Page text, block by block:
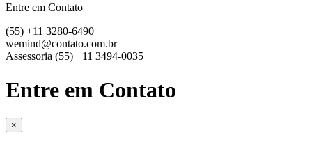
Entre em Contato
(55) +11 3280-6490
wemind@contato.com.br
Assessoria (55) +11 3494-0035
Entre em Contato
×